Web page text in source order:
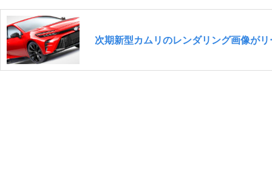
次期新型カムリのレンダリング画像が